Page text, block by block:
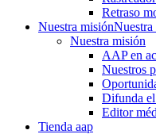
Retraso
Nuestra misiónNuestra
Nuestra misión
AAP en
Nuestros
Difunda
Editor
Tienda aap